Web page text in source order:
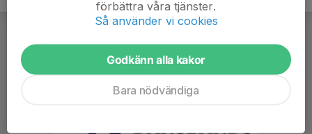
förbättra våra tjänster.
Så använder vi cookies
Godkänn alla kakor
Bara nödvändiga